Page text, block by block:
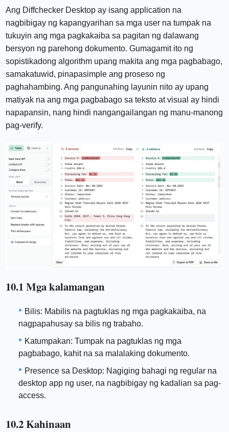
Ang Diffchecker Desktop ay isang application na
nagbibigay ng kapangyarihan sa mga user na tumpak na
tukuyin ang mga pagkakaiba sa pagitan ng dalawang
bersyon ng parehong dokumento. Gumagamit ito ng
sopistikadong algorithm upang makita ang mga pagbabago,
samakatuwid, pinapasimple ang proseso ng
paghahambing. Ang pangunahing layunin nito ay upang
matiyak na ang mga pagbabago sa teksto at visual ay hindi
napapansin, nang hindi nangangailangan ng manu-manong
pag-verify.
10.1 Mga kalamangan
Bilis: Mabilis na pagtuklas ng mga pagkakaiba, na
nagpapahusay sa bilis ng trabaho.
Katumpakan: Tumpak na pagtuklas ng mga
pagbabago, kahit na sa malalaking dokumento.
Presence sa Desktop: Nagiging bahagi ng regular na
desktop app ng user, na nagbibigay ng kadalian sa pag-
access.
10.2 Kahinaan